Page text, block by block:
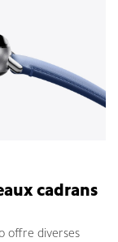
cadrans
offre diverses